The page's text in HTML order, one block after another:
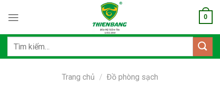
qua
dung
0
Tìm
Trang chủ / Đồ phòng sạch